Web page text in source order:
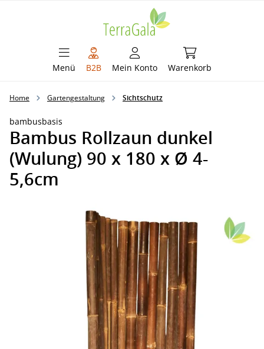
Menü B2B Mein Konto Warenkorb
Warenkorb
Home Gartengestaltung Sichtschutz
bambusbasis
Bambus Rollzaun dunkel
(Wulung) 90 x 180 x Ø 4-
5,6cm